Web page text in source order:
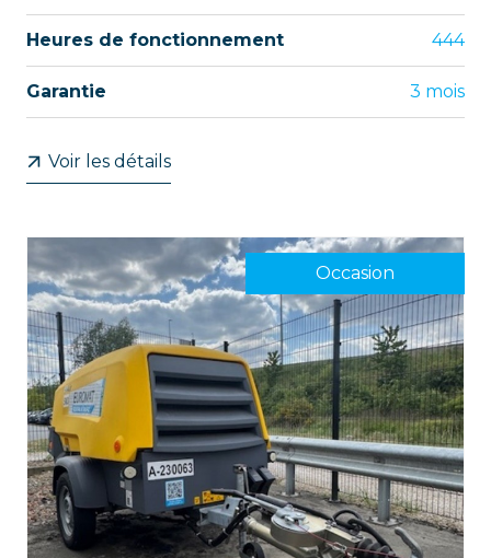
Heures de fonctionnement 444
Garantie 3 mois
Voir les détails
Occasion